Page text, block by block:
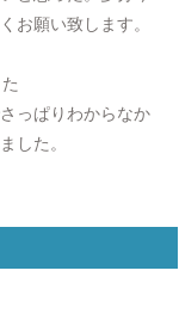
お願い致します。
っぱりわからなか
した。